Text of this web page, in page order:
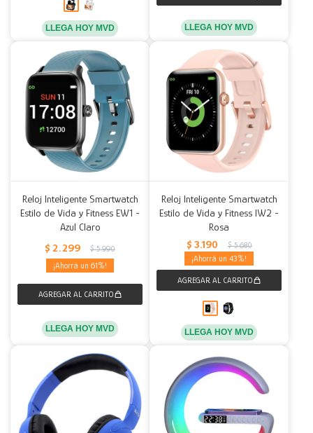
LLEGA HOY MVD LLEGA HOY MVD
Reloj Inteligente Smartwatch
Estilo de Vida y Fitness EW1 -
Azul Claro
$ 2.299 $ 5.990
61
LLEGA HOY MVD
Reloj Inteligente Smartwatch
Estilo de Vida y Fitness IW2 -
Rosa
$ 3.190 $ 5.680
43
LLEGA HOY MVD